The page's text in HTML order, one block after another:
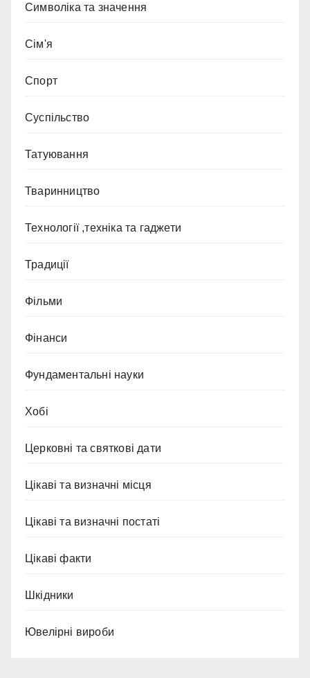
Символіка та значення
Сім'я
Спорт
Суспільство
Татуювання
Тваринництво
Технології ,техніка та гаджети
Традиції
Фільми
Фінанси
Фундаментальні науки
Хобі
Церковні та святкові дати
Цікаві та визначні місця
Цікаві та визначні постаті
Цікаві факти
Шкідники
Ювелірні вироби